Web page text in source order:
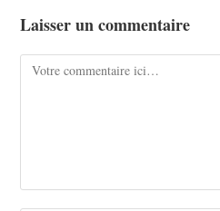
Laisser un commentaire